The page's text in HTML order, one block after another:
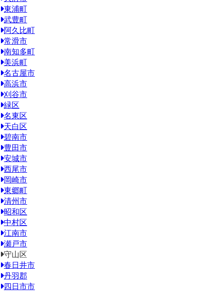
東浦町
武豊町
阿久比町
常滑市
南知多町
美浜町
名古屋市
高浜市
刈谷市
緑区
名東区
天白区
碧南市
豊田市
安城市
西尾市
岡崎市
東郷町
清州市
昭和区
中村区
江南市
瀬戸市
守山区
春日井市
丹羽郡
四日市市